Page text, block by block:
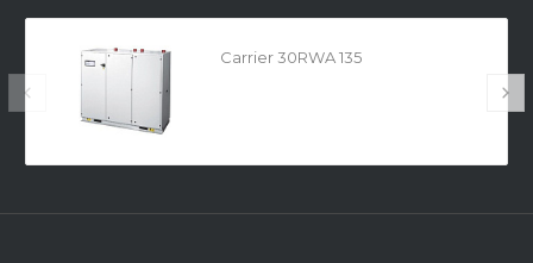
Carrier 30RWA 135